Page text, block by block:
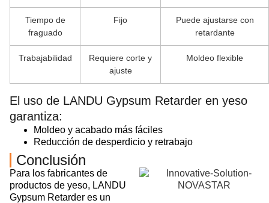
Tiempo de
fraguado
Fijo
Puede ajustarse con
retardante
Trabajabilidad
Requiere corte y
ajuste
Moldeo flexible
El uso de LANDU Gypsum Retarder en yeso
garantiza:
Moldeo y acabado más fáciles
Reducción de desperdicio y retrabajo
Conclusión
Para los fabricantes de
productos de yeso, LANDU
Gypsum Retarder es un